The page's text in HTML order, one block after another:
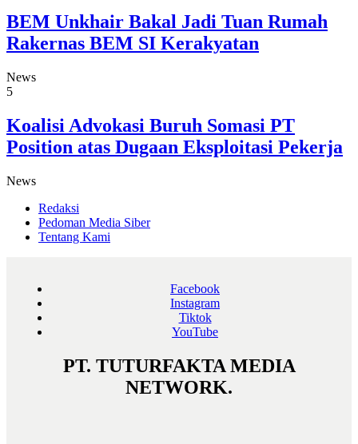
BEM Unkhair Bakal Jadi Tuan Rumah
Rakernas BEM SI Kerakyatan
News
5
Koalisi Advokasi Buruh Somasi PT
Position atas Dugaan Eksploitasi Pekerja
News
Redaksi
Pedoman Media Siber
Tentang Kami
Facebook
Instagram
Tiktok
YouTube
PT. TUTURFAKTA MEDIA
NETWORK.